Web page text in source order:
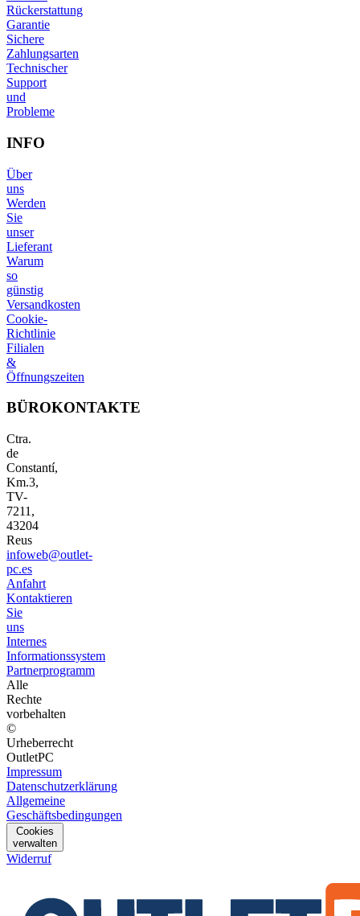
Rückerstattung
Garantie
Sichere
Zahlungsarten
Technischer
Support
und
Probleme
INFO
Über
uns
Werden
Sie
unser
Lieferant
Warum
so
günstig
Versandkosten
Cookie-
Richtlinie
Filialen
&
Öffnungszeiten
BÜROKONTAKTE
Ctra.
de
Constantí,
Km.3,
TV-
7211,
43204
Reus
infoweb@outlet-
pc.es
Anfahrt
Kontaktieren
Sie
uns
Internes
Informationssystem
Partnerprogramm
Alle
Rechte
vorbehalten
©
Urheberrecht
OutletPC
Impressum
Datenschutzerklärung
Allgemeine
Geschäftsbedingungen
Cookies
verwalten
Widerruf